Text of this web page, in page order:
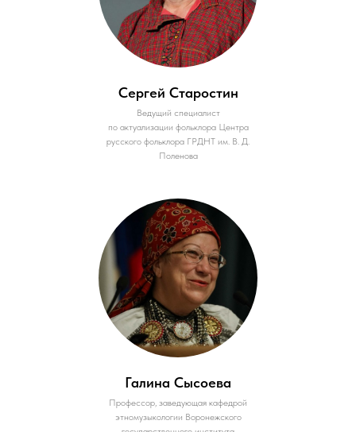
Сергей Старостин
Ведущий специалист
по актуализации фольклора Центра
русского фольклора ГРДНТ им. В. Д.
Поленова
Галина Сысоева
Профессор, заведующая кафедрой
этномузыкологии Воронежского